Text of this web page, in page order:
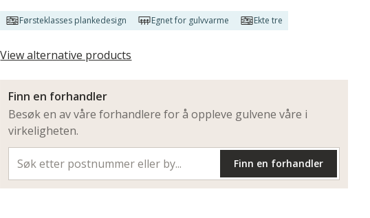
Førsteklasses plankedesign Egnet for gulvvarme Ekte tre
View alternative products
Finn en forhandler
Besøk en av våre forhandlere for å oppleve gulvene våre i
virkeligheten.
Finn en forhandler